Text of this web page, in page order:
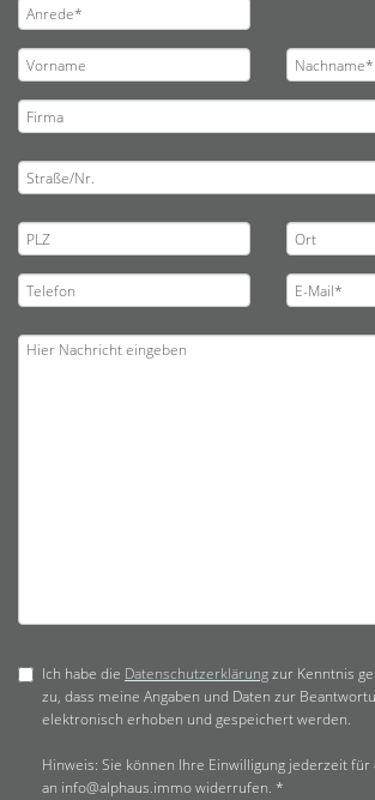
Ich habe die Datenschutzerklärungzur Kenntnis
zu, dass meine Angaben und Daten zur
elektronisch erhoben und gespeichert werden.
Hinweis: Sie können Ihre Einwilligung jederzeit
an info@alphaus.immo widerrufen. *